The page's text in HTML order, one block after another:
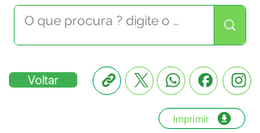
Voltar
Imprimir